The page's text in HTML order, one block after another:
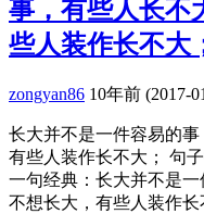
事，有些人长不
些人装作长不大
zongyan86 10年前 (2017-
长大并不是一件容易的事
有些人装作长不大； 句
一句经典：长大并不是
不想长大，有些人装作长